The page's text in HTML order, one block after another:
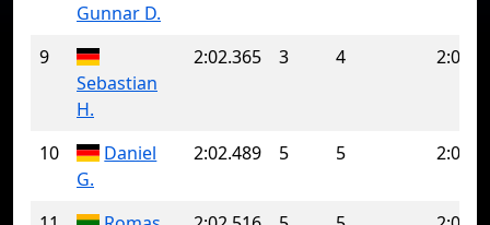
Gunnar D.
9
Sebastian
H.
2:02.365 3 4
10
Daniel
G.
2:02.489 5 5